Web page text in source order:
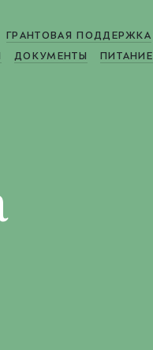
ГРАНТОВАЯ ПОДДЕРЖКА
ДОКУМЕНТЫ ПИТАНИЕ